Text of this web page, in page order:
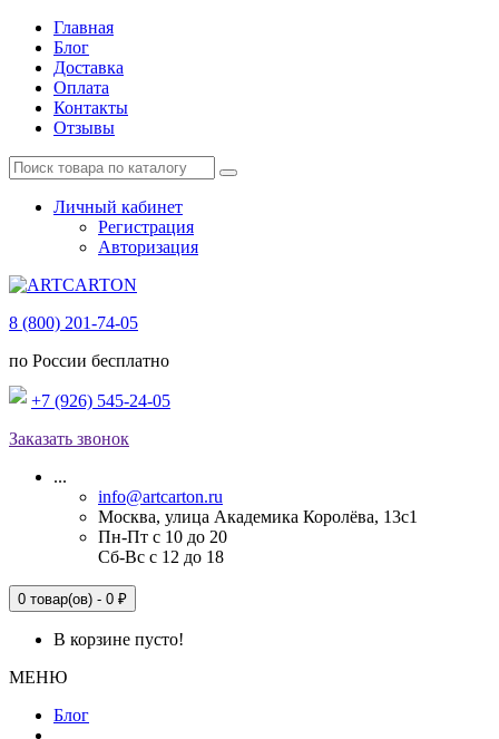
Главная
Блог
Доставка
Оплата
Контакты
Отзывы
Личный кабинет
Регистрация
Авторизация
8 (800) 201-74-05
по России бесплатно
+7 (926) 545-24-05
Заказать звонок
...
info@artcarton.ru
Москва, улица Академика Королёва, 13с1
Пн-Пт с 10 до 20
Сб-Вс с 12 до 18
0 товар(ов) - 0 ₽
В корзине пусто!
МЕНЮ
Блог